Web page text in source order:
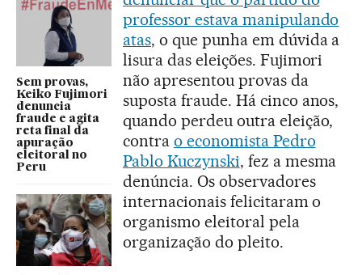
Sem provas,
Keiko Fujimori
denuncia
fraude e agita
reta final da
apuração
eleitoral no
Peru
professor estava manipulando
atas, o que punha em dúvida a
lisura das eleições. Fujimori
não apresentou provas da
suposta fraude. Há cinco anos,
quando perdeu outra eleição,
contra o economista Pedro
Pablo Kuczynski, fez a mesma
denúncia. Os observadores
internacionais felicitaram o
organismo eleitoral pela
organização do pleito.